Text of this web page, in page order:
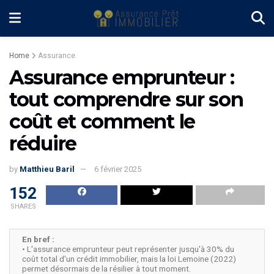
Home Assurance
Assurance emprunteur :
tout comprendre sur son
coût et comment le
réduire
by Matthieu Baril 6 février 2025
152
SHARES
En bref :
• L'assurance emprunteur peut représenter jusqu'à 30% du
coût total d'un crédit immobilier, mais la loi Lemoine (2022)
permet désormais de la résilier à tout moment.